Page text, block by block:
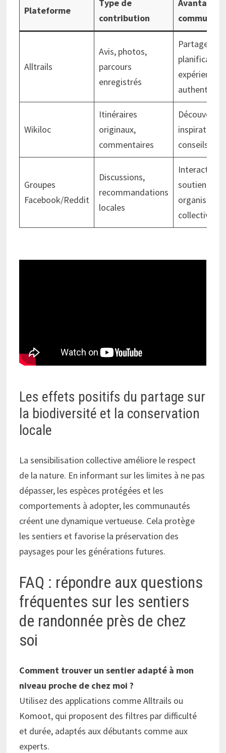
Plateforme
Type de
contribution
Avantages
Alltrails
Avis, photos,
parcours
enregistrés
Partage,
expériences
Wikiloc
Itinéraires
originaux,
commentaires
Découverte,
inspiration,
conseils
Groupes
Facebook/Reddit
Discussions,
recommandations
locales
soutien,
organisation
collective
Les effets positifs du partage sur
la biodiversité et la conservation
locale
La sensibilisation collective améliore le respect
de la nature. En informant sur les limites à ne pas
dépasser, les espèces protégées et les
comportements à adopter, les communautés
créent une dynamique vertueuse. Cela protège
les sentiers et favorise la préservation des
paysages pour les générations futures.
FAQ : répondre aux questions
fréquentes sur les sentiers
de randonnée près de chez
soi
Comment trouver un sentier adapté à mon
niveau proche de chez moi ?
Utilisez des applications comme Alltrails ou
Komoot, qui proposent des filtres par difficulté
et durée, adaptés aux débutants comme aux
experts.